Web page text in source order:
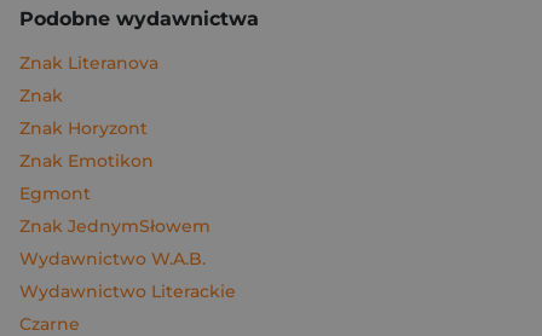
Podobne wydawnictwa
Znak Literanova
Znak
Znak Horyzont
Znak Emotikon
Egmont
Znak JednymSłowem
Wydawnictwo W.A.B.
Wydawnictwo Literackie
Czarne